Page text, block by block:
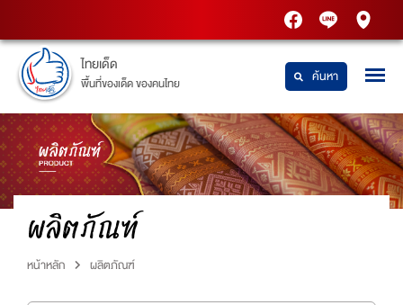
PTT
PTT
ไทยเด็ด
พื้นที่ของเด็ด ของคนไทย ค้นหา
ผลิตภัณฑ์
หน้าหลัก ผลิตภัณฑ์